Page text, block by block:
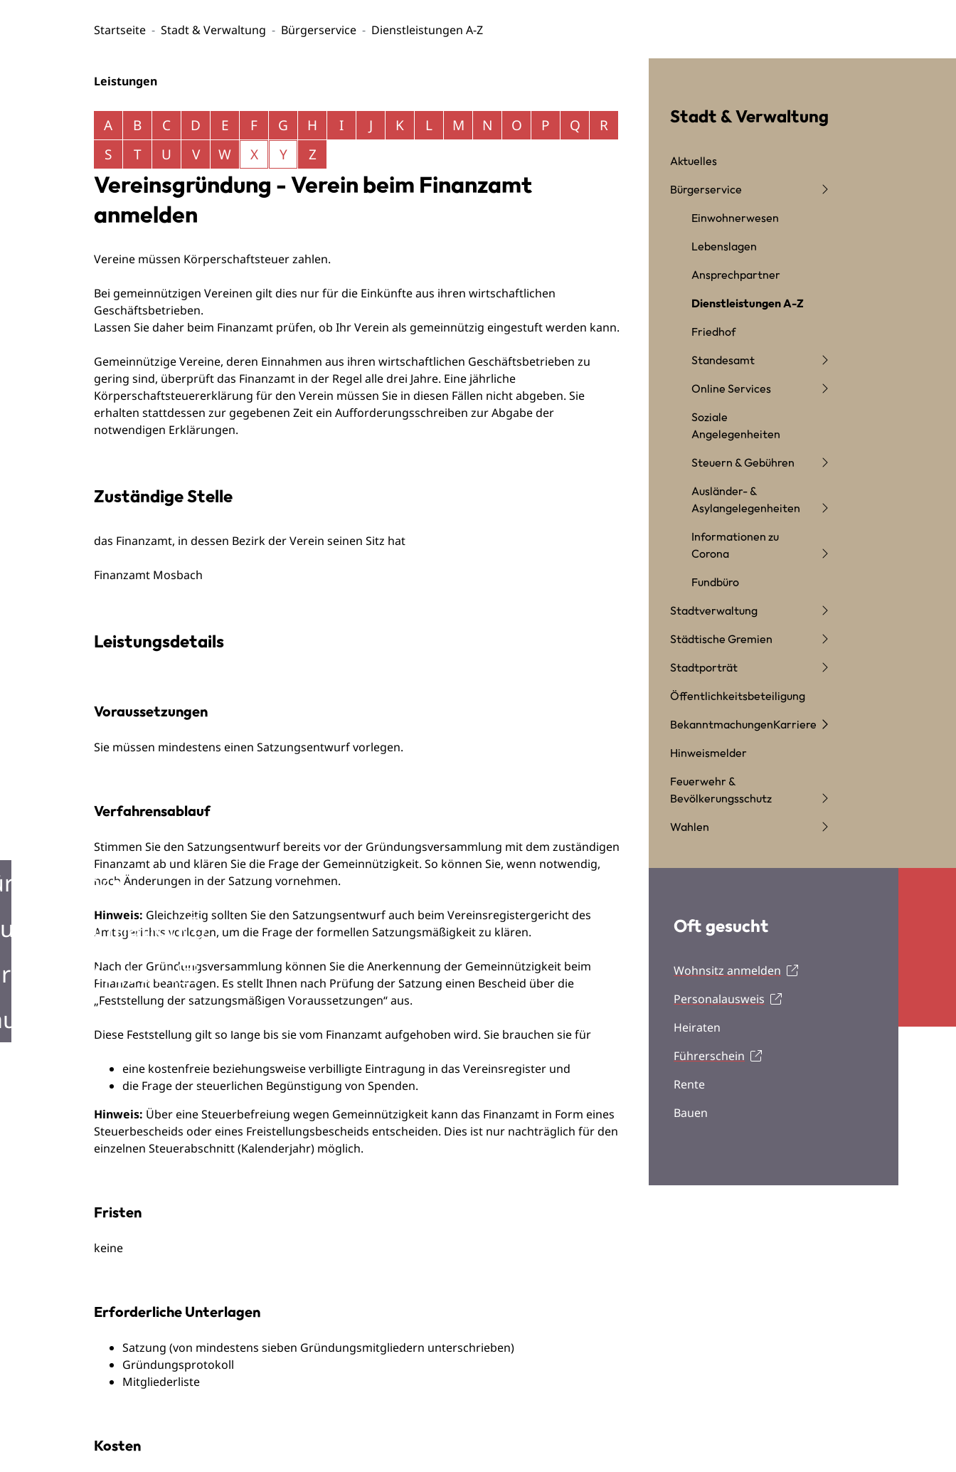
Startseite Stadt & Verwaltung Bürgerservice Dienstleistungen A-Z
Information
in Mosbach
in Mosbach
Leistungen
Alphabetisches Register überspringen
A B C D E F G H I J K L M N O P Q
R
S
T U V W X Y Z
Vereinsgründung - Verein beim Finanzamt
anmelden
Vereine müssen Körperschaftsteuer zahlen.
Bei gemeinnützigen Vereinen gilt dies nur für die Einkünfte aus ihren wirtschaftlichen
Geschäftsbetrieben.
Lassen Sie daher beim Finanzamt prüfen, ob Ihr Verein als gemeinnützig eingestuft werden kann.
Gemeinnützige Vereine, deren Einnahmen aus ihren wirtschaftlichen Geschäftsbetrieben zu
gering sind, überprüft das Finanzamt in der Regel alle drei Jahre. Eine jährliche
Körperschaftsteuererklärung für den Verein müssen Sie in diesen Fällen nicht abgeben. Sie
erhalten stattdessen zur gegebenen Zeit ein Aufforderungsschreiben zur Abgabe der
notwendigen Erklärungen.
Zuständige Stelle
das Finanzamt, in dessen Bezirk der Verein seinen Sitz hat
Finanzamt Mosbach
Leistungsdetails
Voraussetzungen
Sie müssen mindestens einen Satzungsentwurf vorlegen.
Verfahrensablauf
Stimmen Sie den Satzungsentwurf bereits vor der Gründungsversammlung mit dem zuständigen
Finanzamt ab und klären Sie die Frage der Gemeinnützigkeit. So können Sie, wenn notwendig,
noch Änderungen in der Satzung vornehmen.
Hinweis: Gleichzeitig sollten Sie den Satzungsentwurf auch beim Vereinsregistergericht des
Amtsgerichts vorlegen, um die Frage der formellen Satzungsmäßigkeit zu klären.
Nach der Gründungsversammlung können Sie die Anerkennung der Gemeinnützigkeit beim
Finanzamt beantragen. Es stellt Ihnen nach Prüfung der Satzung einen Bescheid über die
„Feststellung der satzungsmäßigen Voraussetzungen“ aus.
Diese Feststellung giltso lange bis sie vom Finanzamt aufgehoben wird. Sie brauchen sie für
eine kostenfreie beziehungsweise verbilligte Eintragung in das Vereinsregister und
die Frage der steuerlichen Begünstigung von Spenden.
Hinweis: Über eine Steuerbefreiung wegen Gemeinnützigkeit kann das Finanzamt in Form eines
Steuerbescheids oder eines Freistellungsbescheids entscheiden. Dies ist nur nachträglich für den
einzelnen Steuerabschnitt (Kalenderjahr) möglich.
Fristen
keine
Erforderliche Unterlagen
Satzung (von mindestens sieben Gründungsmitgliedern unterschrieben)
Gründungsprotokoll
Mitgliederliste
Kosten
Stadt & Verwaltung
Aktuelles
Bürgerservice
Einwohnerwesen
Lebenslagen
Ansprechpartner
Dienstleistungen A-Z
Friedhof
Standesamt
Online Services
Soziale
Angelegenheiten
Steuern & Gebühren
Ausländer- &
Asylangelegenheiten
Informationen zu
Corona
Fundbüro
Stadtverwaltung
Städtische Gremien
Stadtporträt
Öffentlichkeitsbeteiligung
BekanntmachungenKarriere
Hinweismelder
Feuerwehr &
Bevölkerungsschutz
Wahlen
Oft gesucht
Wohnsitz anmelden
Personalausweis
Heiraten
Führerschein
Rente
Bauen